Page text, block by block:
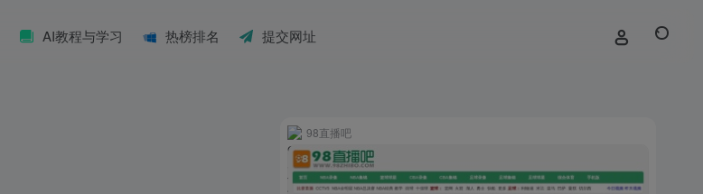
AI教程与学习 热榜排名 提交网址
98直播吧